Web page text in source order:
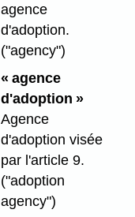
agence
d'adoption.
("agency")
« agence
d'adoption »
Agence
d'adoption visée
par l'article 9.
("adoption
agency")